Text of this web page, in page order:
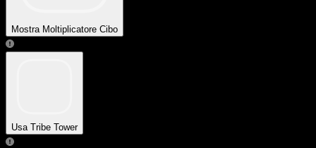
Mostra Moltiplicatore Cibo
Usa Tribe Tower